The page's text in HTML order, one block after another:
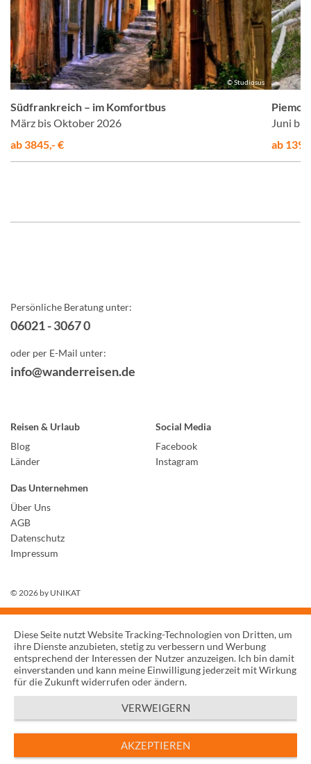
© Studiosus
Südfrankreich – im Komfortbus
März bis Oktober 2026
ab 3845,- €
Juni
ab
Persönliche Beratung unter:
06021 - 3067 0
oder per E-Mail unter:
info@wanderreisen.de
Reisen & Urlaub
Blog
Länder
Social Media
Facebook
Instagram
Das Unternehmen
Über Uns
AGB
Datenschutz
Impressum
© 2026 by UNIKAT
Diese Seite nutzt Website Tracking-Technologien von Dritten, um
ihre Dienste anzubieten, stetig zu verbessern und Werbung
entsprechend der Interessen der Nutzer anzuzeigen. Ich bin damit
einverstanden und kann meine Einwilligung jederzeit mit Wirkung
für die Zukunft widerrufen oder ändern.
VERWEIGERN
AKZEPTIEREN